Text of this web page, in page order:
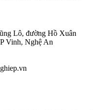
Lô, đường Hồ Xuân
Vinh, Nghệ An